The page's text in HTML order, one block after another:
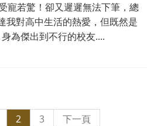
寵若驚！卻又遲遲無法下筆，總
我對高中生活的熱愛，但既然是
為傑出到不行的校友....
2 3
下一頁